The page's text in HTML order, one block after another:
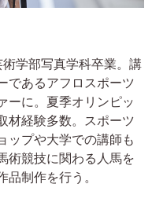
学部写真学科卒業。講
であるアフロスポーツ
ーに。夏季オリンピッ
材経験多数。スポーツ
ップや大学での講師も
術競技に関わる人馬を
制作を行う。